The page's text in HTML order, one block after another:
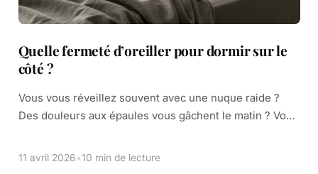
Quelle fermeté d’oreiller pour dormir sur le
côté ?
Vous vous réveillez souvent avec une nuque raide ?
Des douleurs aux épaules vous gâchent le matin ? Vous
sur […]
11 avril 2026•10 min de lecture